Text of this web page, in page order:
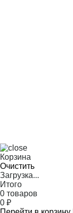
Корзина
Очистить
Загрузка...
Итого
0 товаров
0 ₽